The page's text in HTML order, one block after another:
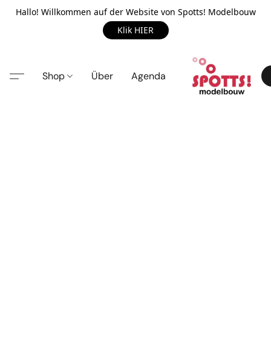
Hallo! Willkommen auf der Website von Spotts! Modelbouw
Klik HIER
Shop Über Agenda